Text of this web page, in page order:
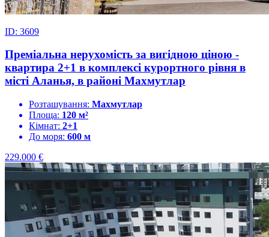
ID: 3609
Преміальна нерухомість за вигідною ціною -
квартира 2+1 в комплексі курортного рівня в
місті Аланья, в районі Махмутлар
Розташування: Махмутлар
Площа: 120 м²
Кімнат: 2+1
До моря: 600 м
229.000 €